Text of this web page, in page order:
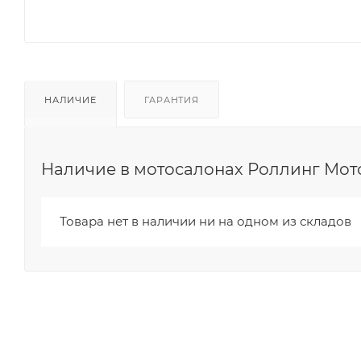
НАЛИЧИЕ ГАРАНТИЯ
Наличие в мотосалонах Роллинг
Товара нет в наличии ни на одном из складов